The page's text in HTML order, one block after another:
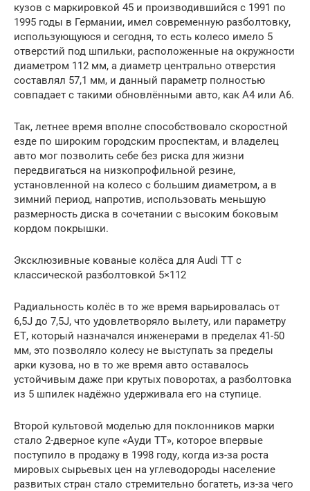
кузов с маркировкой 45 и производившийся с 1991 по
1995 годы в Германии, имел современную разболтовку,
использующуюся и сегодня, то есть колесо имело 5
отверстий под шпильки, расположенные на окружности
диаметром 112 мм, а диаметр центрально отверстия
составлял 57,1 мм, и данный параметр полностью
совпадает с такими обновлёнными авто, как А4 или А6.
Так, летнее время вполне способствовало скоростной
езде по широким городским проспектам, и владелец
авто мог позволить себе без риска для жизни
передвигаться на низкопрофильной резине,
установленной на колесо с большим диаметром, а в
зимний период, напротив, использовать меньшую
размерность диска в сочетании с высоким боковым
кордом покрышки.
Эксклюзивные кованые колёса для Audi TT с
классической разболтовкой 5×112
Радиальность колёс в то же время варьировалась от
6,5J до 7,5J, что удовлетворяло вылету, или параметру
ЕТ, который назначался инженерами в пределах 41-50
мм, это позволяло колесу не выступать за пределы
арки кузова, но в то же время авто оставалось
устойчивым даже при крутых поворотах, а разболтовка
из 5 шпилек надёжно удерживала его на ступице.
Второй культовой моделью для поклонников марки
стало 2-дверное купе «Ауди ТТ», которое впервые
поступило в продажу в 1998 году, когда из-за роста
мировых сырьевых цен на углеводороды население
развитых стран стало стремительно богатеть, из-за чего